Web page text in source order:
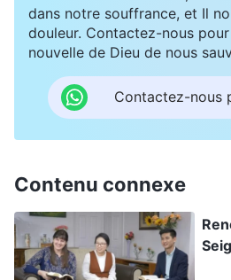
Jésus et ont obtenu Son
nombreusesparoles de Dieu
possèdent de l’autorité et
Seigneur. C’est ainsi que je
au lieu d’écouter la voix du
tâchons aveuglément d’être
faux christs, en nous
d’être induits en erreur, et si
dans notre souffrance, et Il
douleur. Contactez-nous
nouvelle de Dieu de nous
Contactez-nous
Contenu connexe